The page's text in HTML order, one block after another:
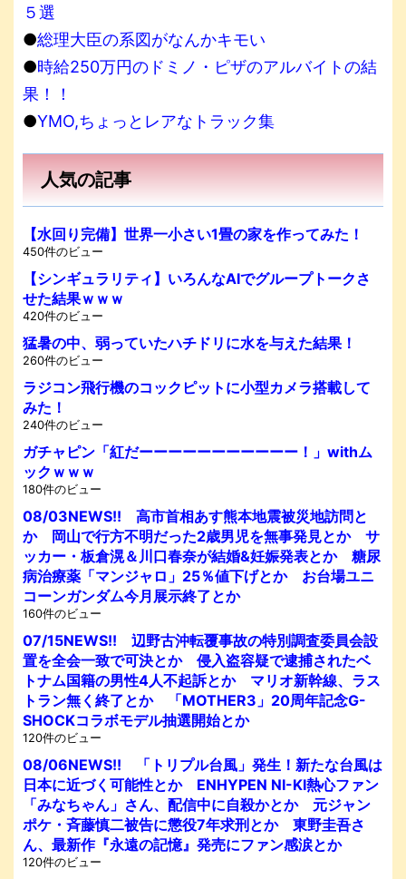
５選
●総理大臣の系図がなんかキモい
●時給250万円のドミノ・ピザのアルバイトの結
果！！
●YMO,ちょっとレアなトラック集
人気の記事
【水回り完備】世界一小さい1畳の家を作ってみた！
450件のビュー
【シンギュラリティ】いろんなAIでグループトークさ
せた結果ｗｗｗ
420件のビュー
猛暑の中、弱っていたハチドリに水を与えた結果！
260件のビュー
ラジコン飛行機のコックピットに小型カメラ搭載して
みた！
240件のビュー
ガチャピン「紅だーーーーーーーーーーー！」withム
ックｗｗｗ
180件のビュー
08/03NEWS!! 高市首相あす熊本地震被災地訪問と
か 岡山で行方不明だった2歳男児を無事発見とか サ
ッカー・板倉滉＆川口春奈が結婚&妊娠発表とか 糖尿
病治療薬「マンジャロ」25％値下げとか お台場ユニ
コーンガンダム今月展示終了とか
160件のビュー
07/15NEWS!! 辺野古沖転覆事故の特別調査委員会設
置を全会一致で可決とか 侵入盗容疑で逮捕されたベ
トナム国籍の男性4人不起訴とか マリオ新幹線、ラス
トラン無く終了とか 「MOTHER3」20周年記念G-
SHOCKコラボモデル抽選開始とか
120件のビュー
08/06NEWS!! 「トリプル台風」発生！新たな台風は
日本に近づく可能性とか ENHYPEN NI-KI熱心ファン
「みなちゃん」さん、配信中に自殺かとか 元ジャン
ポケ・斉藤慎二被告に懲役7年求刑とか 東野圭吾さ
ん、最新作『永遠の記憶』発売にファン感涙とか
120件のビュー